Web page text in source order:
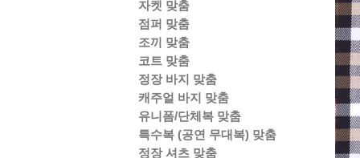
자켓 맞춤
점퍼 맞춤
조끼 맞춤
코트 맞춤
정장 바지 맞춤
캐주얼 바지 맞춤
유니폼/단체복 맞춤
특수복 (공연 무대복) 맞춤
정장 셔츠 맞춤